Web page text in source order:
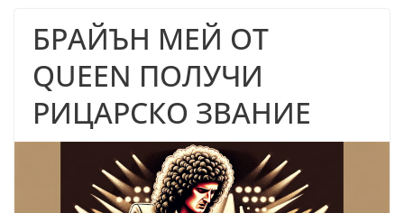
БРАЙЪН МЕЙ ОТ
QUEEN ПОЛУЧИ
РИЦАРСКО ЗВАНИЕ